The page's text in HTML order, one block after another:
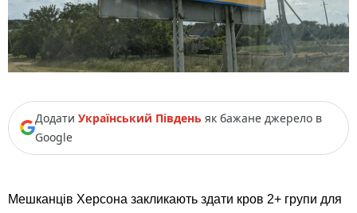
Додати Український Південь як бажане джерело в
Google
Мешканців Херсона закликають здати кров 2+ групи для